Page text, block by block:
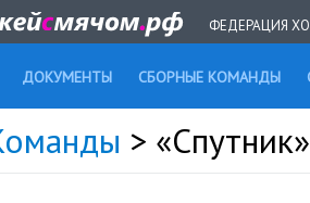
ФЕДЕРАЦИЯ
ДОКУМЕНТЫ СБОРНЫЕ КОМАНДЫ
>